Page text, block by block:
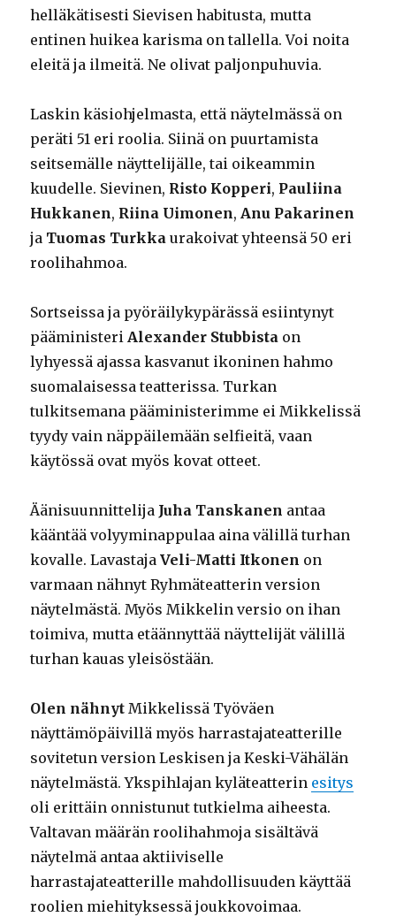
helläkätisesti Sievisen habitusta, mutta
entinen huikea karisma on tallella. Voi noita
eleitä ja ilmeitä. Ne olivat paljonpuhuvia.
Laskin käsiohjelmasta, että näytelmässä on
peräti 51 eri roolia. Siinä on puurtamista
seitsemälle näyttelijälle, tai oikeammin
kuudelle. Sievinen, Risto Kopperi, Pauliina
Hukkanen, Riina Uimonen, Anu Pakarinen
ja Tuomas Turkka urakoivat yhteensä 50 eri
roolihahmoa.
Sortseissa ja pyöräilykypärässä esiintynyt
pääministeri Alexander Stubbista on
lyhyessä ajassa kasvanut ikoninen hahmo
suomalaisessa teatterissa. Turkan
tulkitsemana pääministerimme ei Mikkelissä
tyydy vain näppäilemään selfieitä, vaan
käytössä ovat myös kovat otteet.
Äänisuunnittelija Juha Tanskanen antaa
kääntää volyyminappulaa aina välillä turhan
kovalle. LavastajaVeli-Matti Itkonen on
varmaan nähnyt Ryhmäteatterin version
näytelmästä. Myös Mikkelin versio on ihan
toimiva, mutta etäännyttää näyttelijät välillä
turhan kauas yleisöstään.
Olen nähnyt Mikkelissä Työväen
näyttämöpäivillä myös harrastajateatterille
sovitetun version Leskisen ja Keski-Vähälän
näytelmästä. Ykspihlajan kyläteatterin esitys
oli erittäin onnistunut tutkielma aiheesta.
Valtavan määrän roolihahmoja sisältävä
näytelmä antaa aktiiviselle
harrastajateatterille mahdollisuuden käyttää
roolien miehityksessä joukkovoimaa.